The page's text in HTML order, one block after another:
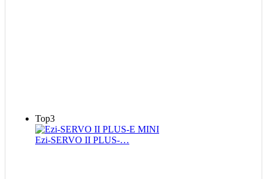
Top3
Ezi-SERVO II PLUS-…